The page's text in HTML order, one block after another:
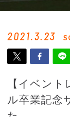
2021.3.23
【イベン
ル卒業記念